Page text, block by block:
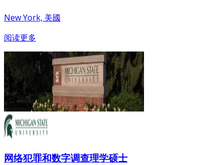
New York, 美國
阅读更多
网络犯罪和数字调查理学硕士